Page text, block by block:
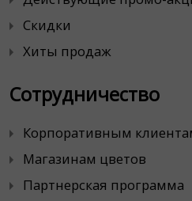
Скидки
Хиты продаж
Сотрудничество
Корпоративным
Магазинам цветов
Партнерская программа